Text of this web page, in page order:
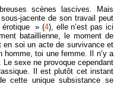
scènes lascives. Mais
jacente de son travail peut
érotique » (4), elle n’est pas ici
bataillienne, le moment de
en soi un acte de survivance et
homme, toi une femme. Il n’y a
Le sexe ne provoque cependant
Il est plutôt cet instant
cette unique subsistance se